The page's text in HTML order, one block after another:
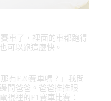
車了，裡面的車都跑得
可以跑這麼快。
有F20賽車嗎？」我問
問爸爸。爸爸推推眼
視裡的F1賽車比賽：